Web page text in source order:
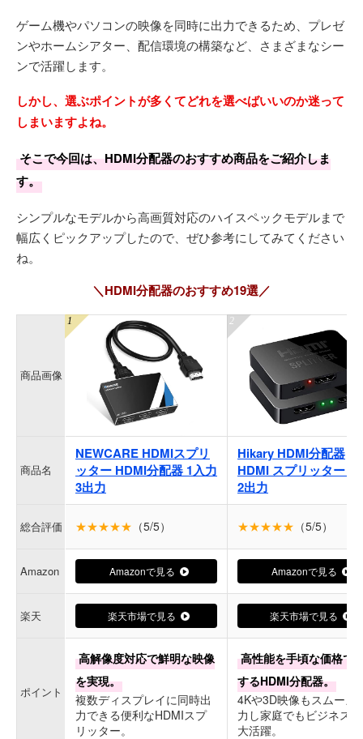
ゲーム機やパソコンの映像を同時に出力できるため、プレゼ
ンやホームシアター、配信環境の構築など、さまざまなシー
ンで活躍します。
しかし、選ぶポイントが多くてどれを選べばいいのか迷って
しまいますよね。
そこで今回は、HDMI分配器のおすすめ商品をご紹介しま
す。
シンプルなモデルから高画質対応のハイスペックモデルまで
幅広くピックアップしたので、ぜひ参考にしてみてください
ね。
＼HDMI分配器のおすすめ19選／
商品画像
商品名
NEWCARE HDMIスプリ
ッター HDMI分配器 1入力
3出力
Hikary HDMI分配器
HDMI スプリッター 1
2出力
総合評価 ★★★★★ （5/5） ★★★★★ （5/5）
Amazon Amazonで見る Amazonで見る
楽天 楽天市場で見る 楽天市場で見る
ポイント
高解像度対応で鮮明な映像
を実現。
複数ディスプレイに同時出
力できる便利なHDMIスプ
リッター。
高性能を手頃な価格で
するHDMI分配器。
4Kや3D映像もスムーズ
力し家庭でもビジネス
大活躍。